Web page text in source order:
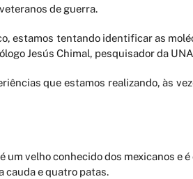
de guerra.
estamos tentando identificar as
Jesús Chimal, pesquisador da
que estamos realizando, às
um velho conhecido dos mexicanos e
cauda e quatro patas.